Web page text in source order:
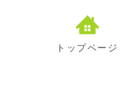
トップページ